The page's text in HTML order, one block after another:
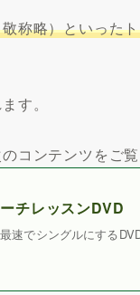
称略）といった
す。
コンテンツをご覧
チレッスンDVD
速でシングルにする